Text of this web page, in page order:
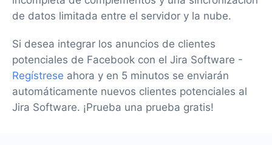
de datos limitada entre el servidor y la nube.
Si desea integrar los anuncios de clientes
potenciales de Facebook con el Jira Software -
Regístrese ahora y en 5 minutos se enviarán
automáticamente nuevos clientes potenciales al
Jira Software. ¡Prueba una prueba gratis!